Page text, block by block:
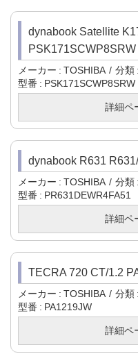
dynabook Satellite
PSK171SCWP8SRW
メーカー TOSHIBA 分類
型番
PSK171SCWP8SRW
詳細ペ
dynabook R631
メーカー TOSHIBA 分類
型番
PR631DEWR4FA51
詳細ペ
TECRA 720 CT/1.2
メーカー TOSHIBA 分類
型番
PA1219JW
詳細ペ